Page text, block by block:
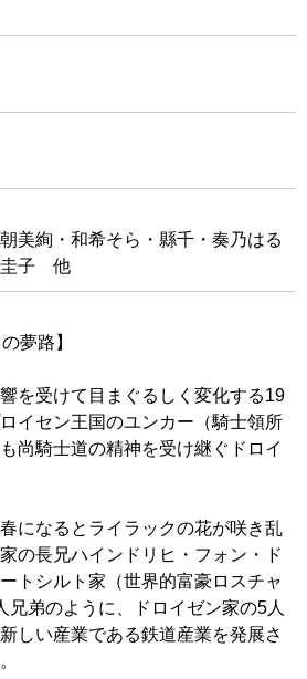
美絢・和希そら・縣千・奏乃はる
圭子 他
夢路】
を受けて目まぐるしく変化する19
イセン王国のユンカー（騎士領所
尚騎士道の精神を受け継ぐドロイ
になるとライラックの花が咲き乱
の長兄ハインドリヒ・フォン・ド
トシルト家（世界的富豪ロスチャ
兄弟のように、ドロイゼン家の5人
しい産業である鉄道産業を発展さ